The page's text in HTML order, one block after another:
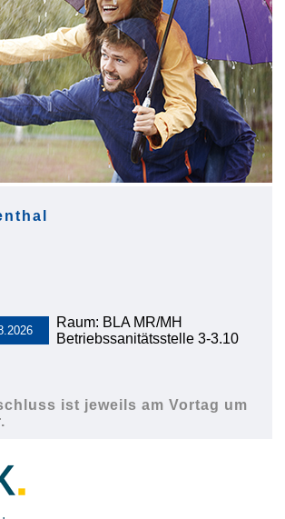
Raum: BLA MR/MH
Betriebssanitätsstelle 3-3.10
ist jeweils am Vortag um